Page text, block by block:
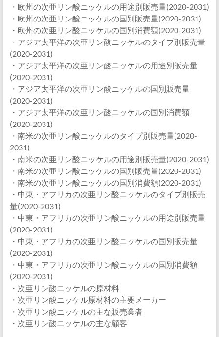
・欧州の次亜リン酸ニッケルの用途別販売量(2020-2031)
・欧州の次亜リン酸ニッケルの国別販売量(2020-2031)
・欧州の次亜リン酸ニッケルの国別消費額(2020-2031)
・アジア太平洋の次亜リン酸ニッケルのタイプ別販売量
(2020-2031)
・アジア太平洋の次亜リン酸ニッケルの用途別販売量
(2020-2031)
・アジア太平洋の次亜リン酸ニッケルの国別販売量
(2020-2031)
・アジア太平洋の次亜リン酸ニッケルの国別消費額
(2020-2031)
・南米の次亜リン酸ニッケルのタイプ別販売量(2020-
2031)
・南米の次亜リン酸ニッケルの用途別販売量(2020-2031)
・南米の次亜リン酸ニッケルの国別販売量(2020-2031)
・南米の次亜リン酸ニッケルの国別消費額(2020-2031)
・中東・アフリカの次亜リン酸ニッケルのタイプ別販売
量(2020-2031)
・中東・アフリカの次亜リン酸ニッケルの用途別販売量
(2020-2031)
・中東・アフリカの次亜リン酸ニッケルの国別販売量
(2020-2031)
・中東・アフリカの次亜リン酸ニッケルの国別消費額
(2020-2031)
・次亜リン酸ニッケルの原材料
・次亜リン酸ニッケル原材料の主要メーカー
・次亜リン酸ニッケルの主な販売業者
・次亜リン酸ニッケルの主な顧客